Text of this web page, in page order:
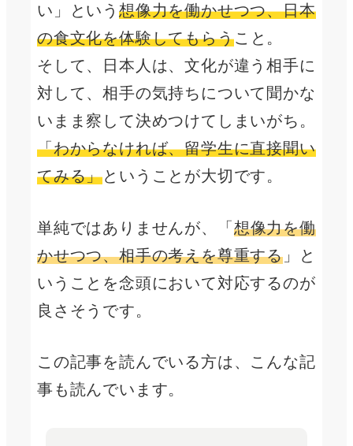
い」という想像力を働かせつつ、日本
の食文化を体験してもらうこと。
そして、日本人は、文化が違う相手に
対して、相手の気持ちについて聞かな
いまま察して決めつけてしまいがち。
「わからなければ、留学生に直接聞い
てみる」ということが大切です。
単純ではありませんが、「想像力を働
かせつつ、相手の考えを尊重する 」と
いうことを念頭において対応するのが
良さそうです。
この記事を読んでいる方は、こんな記
事も読んでいます。